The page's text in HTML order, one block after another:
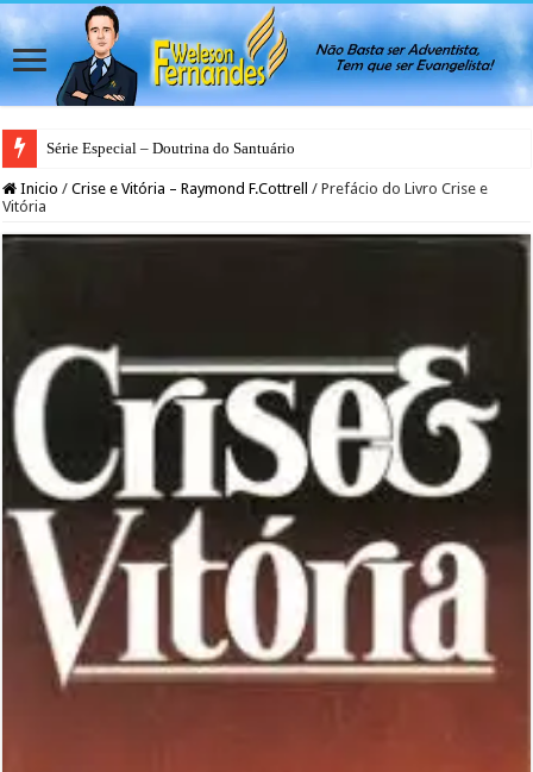
Série Especial – Doutrina do Santuário
Inicio / Crise e Vitória – Raymond F.Cottrell / Prefácio do Livro Crise e
Vitória